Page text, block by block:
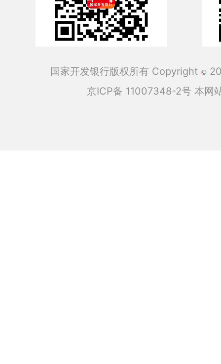
国家开发银行版权所有 Copyright
京ICP备 11007348-2号 本网